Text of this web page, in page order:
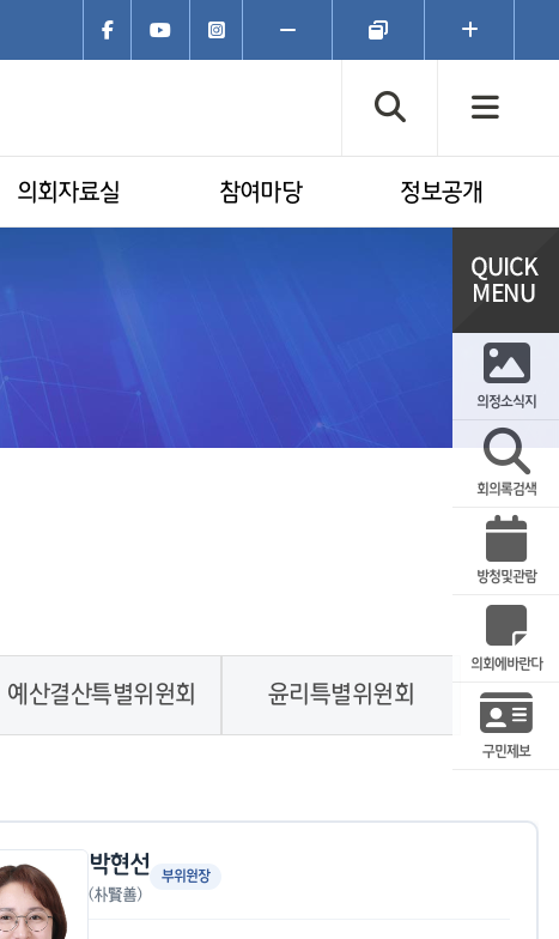
페이스북유튜브 인스타그램폰트크기
폰트크기
폰트크기
검색창 열기
전체
의회자료실 참여마당 정보공개
예산결산특별위원회 윤리특별위원회
박현선
(朴賢善)
부위원장
의정소식지
회의록검색
방청및관람
의회에바란다
구민제보